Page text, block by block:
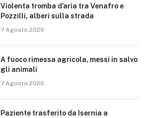
Violenta tromba d’aria tra Venafro e
Pozzilli, alberi sulla strada
7 Agosto 2026
A fuoco rimessa agricola, messi in salvo
gli animali
7 Agosto 2026
Paziente trasferito da Isernia a